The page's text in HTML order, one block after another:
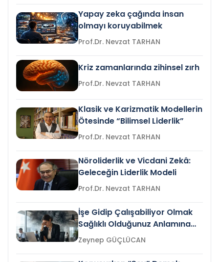
Yapay zeka çağında insan
olmayı koruyabilmek
Prof.Dr. Nevzat TARHAN
Kriz zamanlarında zihinsel zırh
Prof.Dr. Nevzat TARHAN
Klasik ve Karizmatik Modellerin
Ötesinde “Bilimsel Liderlik”
Prof.Dr. Nevzat TARHAN
Nöroliderlik ve Vicdani Zekâ:
Geleceğin Liderlik Modeli
Prof.Dr. Nevzat TARHAN
İşe Gidip Çalışabiliyor Olmak
Sağlıklı Olduğunuz Anlamına
Gelir mi?Zeynep GÜÇLÜCAN